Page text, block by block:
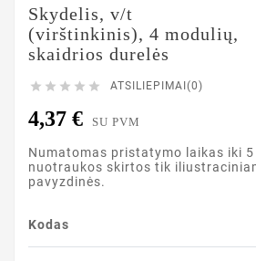
Skydelis, v/t
(virštinkinis), 4 modulių,
skaidrios durelės
     ATSILIEPIMAI(0)
4,37 € SU PVM
Numatomas pristatymo laikas iki 5
nuotraukos skirtos tik
pavyzdinės.
Kodas